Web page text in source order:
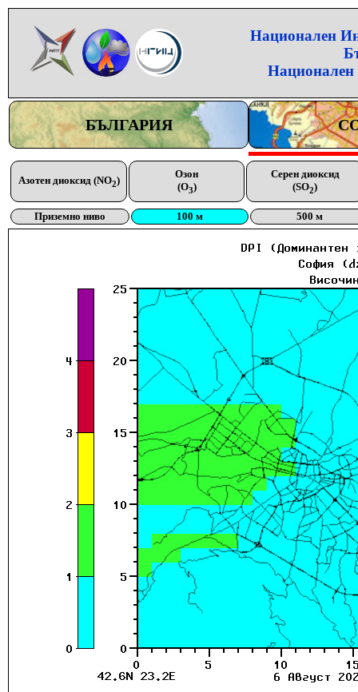
Национален
Национален
БЪЛГАРИЯ
Азотен диоксид (NO2)
Озон
(O3)
Серен диоксид
(SO2)
Приземно ниво 100 м 500 м